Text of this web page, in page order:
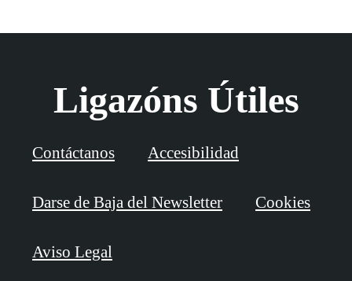
Ligazóns Útiles
Contáctanos Accesibilidad
Darse de Baja del Newsletter Cookies
Aviso Legal